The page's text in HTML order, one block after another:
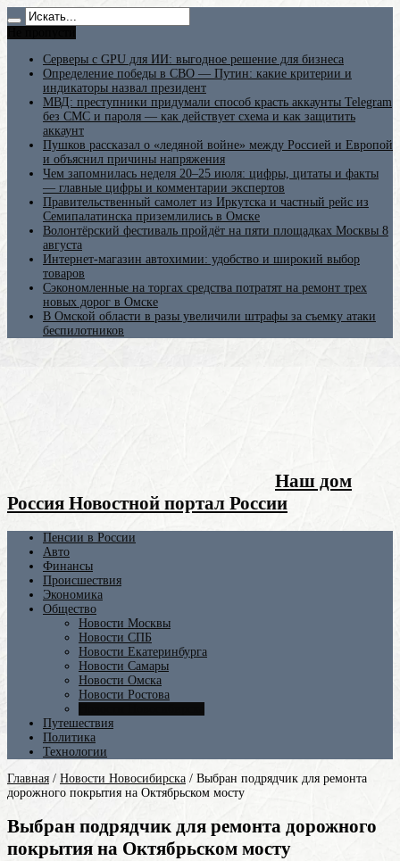
Серверы с GPU для ИИ: выгодное решение для бизнеса
Определение победы в СВО — Путин: какие критерии и
индикаторы назвал президент
МВД: преступники придумали способ красть аккаунты Telegram
без СМС и пароля — как действует схема и как защитить
аккаунт
Пушков рассказал о «ледяной войне» между Россией и Европой
и объяснил причины напряжения
Чем запомнилась неделя 20–25 июля: цифры, цитаты и факты
— главные цифры и комментарии экспертов
Правительственный самолет из Иркутска и частный рейс из
Семипалатинска приземлились в Омске
Волонтёрский фестиваль пройдёт на пяти площадках Москвы 8
августа
Интернет-магазин автохимии: удобство и широкий выбор
товаров
Сэкономленные на торгах средства потратят на ремонт трех
новых дорог в Омске
В Омской области в разы увеличили штрафы за съемку атаки
беспилотников
Наш дом
Россия Новостной портал России
Пенсии в России
Авто
Финансы
Происшествия
Экономика
Общество
Новости Москвы
Новости СПБ
Новости Екатеринбурга
Новости Самары
Новости Омска
Новости Ростова
Путешествия
Политика
Технологии
Главная / Новости Новосибирска / Выбран подрядчик для ремонта
дорожного покрытия на Октябрьском мосту
Выбран подрядчик для ремонта дорожного
покрытия на Октябрьском мосту